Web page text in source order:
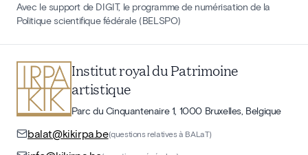
Avec le support de DIGIT, le programme de numérisation de la
Politique scientifique fédérale (BELSPO)
Institut royal du Patrimoine
artistique
Parc du Cinquantenaire 1, 1000 Bruxelles, Belgique
balat@kikirpa.be(questions relatives à BALaT)